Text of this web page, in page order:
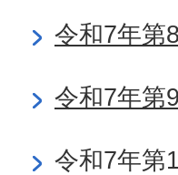
令和7年第
令和7年第
令和7年第